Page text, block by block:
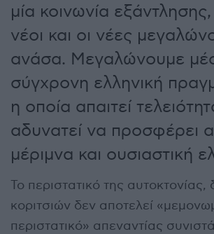
μία κοινωνία
νέοι και οι νέες
ανάσα. Μεγαλώνουμε
σύγχρονη ελληνική
η οποία απαιτεί
αδυνατεί να προσφέρει
μέριμνα και ουσιαστική
Το περιστατικό της
κοριτσιών δεν αποτελεί
περιστατικό» απεναντίας